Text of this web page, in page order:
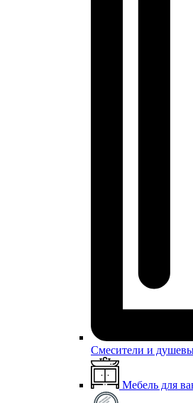
Смесители и
Мебель для